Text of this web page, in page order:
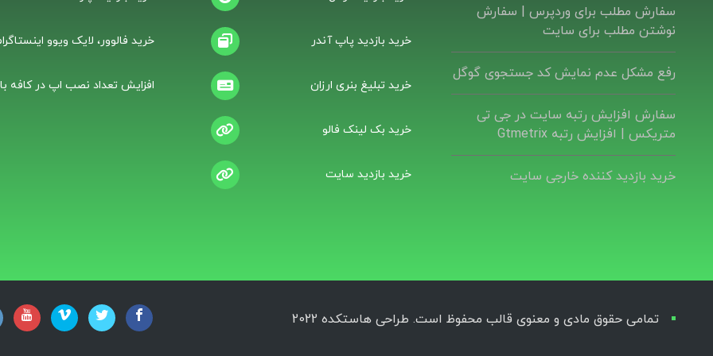
سفارش مطلب برای وردپرس |‌ سفارش
نوشتن مطلب برای سایت
رفع مشکل عدم نمایش کد جستجوی گوگل
سفارش افزایش رتبه سایت در جی تی
متریکس | افزایش رتبه Gtmetrix
خرید بازدید کننده خارجی سایت
خرید بازدید پاپ آندر
خرید تبلیغ بنری ارزان
خرید بک لینک فالو
خرید بازدید سایت
خرید فالوور، لایک ویوو
افزایش تعداد نصب اپ در کافه
تمامی حقوق مادی و معنوی قالب محفوظ است. طراحی هاستکده 2022